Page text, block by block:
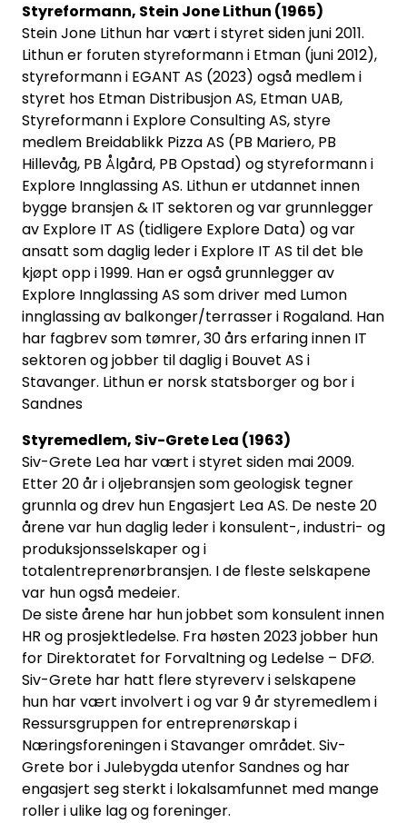
Styreformann, Stein Jone Lithun (1965)
Stein Jone Lithun har vært i styret siden juni 2011.
Lithun er foruten styreformann i Etman (juni 2012),
styreformann i EGANT AS (2023) også medlem i
styret hos Etman Distribusjon AS, Etman UAB,
Styreformann i Explore Consulting AS, styre
medlem Breidablikk Pizza AS (PB Mariero, PB
Hillevåg, PB Ålgård, PB Opstad) og styreformann i
Explore Innglassing AS. Lithun er utdannet innen
bygge bransjen & IT sektoren og var grunnlegger
av Explore IT AS (tidligere Explore Data) og var
ansatt som daglig leder i Explore IT AS til det ble
kjøpt opp i 1999. Han er også grunnlegger av
Explore Innglassing AS som driver med Lumon
innglassing av balkonger/terrasser i Rogaland. Han
har fagbrev som tømrer, 30 års erfaring innen IT
sektoren og jobber til daglig i Bouvet AS i
Stavanger. Lithun er norsk statsborger og bor i
Sandnes
Styremedlem, Siv-Grete Lea (1963)
Siv-Grete Lea har vært i styret siden mai 2009.
Etter 20 år i oljebransjen som geologisk tegner
grunnla og drev hun Engasjert Lea AS. De neste 20
årene var hun daglig leder i konsulent-, industri- og
produksjonsselskaper og i
totalentreprenørbransjen. I de fleste selskapene
var hun også medeier.
De siste årene har hun jobbet som konsulent innen
HR og prosjektledelse. Fra høsten 2023 jobber hun
for Direktoratet for Forvaltning og Ledelse – DFØ.
Siv-Grete har hatt flere styreverv i selskapene
hun har vært involvert i og var 9 år styremedlem i
Ressursgruppen for entreprenørskap i
Næringsforeningen i Stavanger området. Siv-
Grete bor i Julebygda utenfor Sandnes og har
engasjert seg sterkt i lokalsamfunnet med mange
roller i ulike lag og foreninger.